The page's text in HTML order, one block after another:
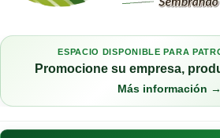
ESPACIO DISPONIBLE PARA
Promocione su empresa,
Más información →